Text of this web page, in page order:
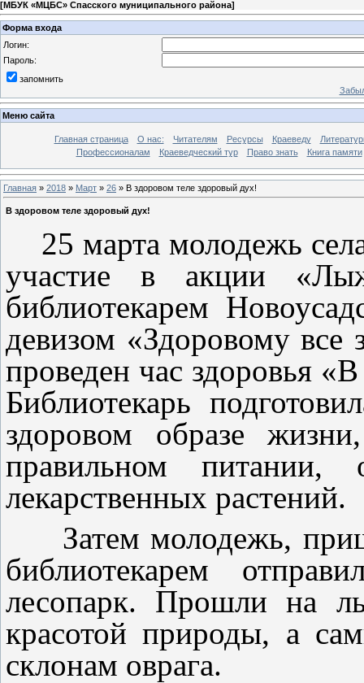
[МБУК «МЦБС» Спасского муниципального района]
Форма входа
Логин:
Пароль:
запомнить
Меню сайта
Главная страница О нас: Читателям Ресурсы Краеведу
Профессионалам
Краеведческий тур Право знать Книга памяти
Главная » 2018 » Март » 26 » В здоровом теле здоровый дух!
В здоровом теле здоровый дух!
25 марта молодежь
участие в акции
библиотекарем
девизом «Здоровому
проведен час здоровья
Библиотекарь
здоровом образе
правильном
лекарственных растений.
Затем молодежь,
библиотекарем
лесопарк. Прошли на
красотой природы, а
склонам оврага.